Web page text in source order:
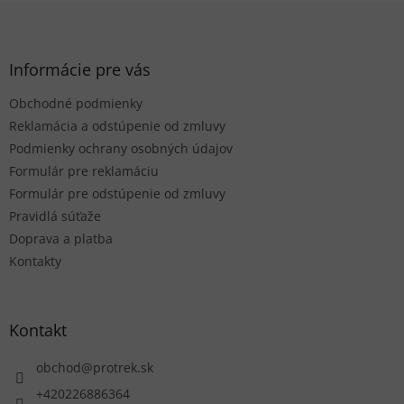
Informácie pre vás
Obchodné podmienky
Reklamácia a odstúpenie od zmluvy
Podmienky ochrany osobných údajov
Formulár pre reklamáciu
Formulár pre odstúpenie od zmluvy
Pravidlá súťaže
Doprava a platba
Kontakty
Kontakt
obchod@protrek.sk
+420226886364